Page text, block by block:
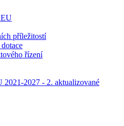
EU
příležitostí
řízení
2021-2027 - 2. aktualizované